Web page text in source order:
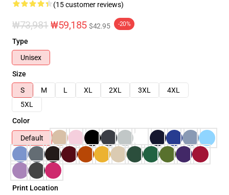
(15 customer reviews)
₩73,981 ₩59,185 $42.95 -20%
Type
Unisex
Size
S
M L XL 2XL 3XL
4XL
5XL
Color
Default
Print Location